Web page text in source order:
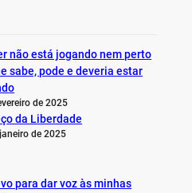
não está jogando nem perto
sabe, pode e deveria estar
de 2025
da Liberdade
de 2025
para dar voz às minhas